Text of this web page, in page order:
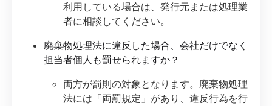
利用している場合は、発行元または処理業
者に相談してください。
廃棄物処理法に違反した場合、会社だけでなく
担当者個人も罰せられますか？
両方が罰則の対象となります。廃棄物処理
法には「両罰規定」があり、違反行為を行